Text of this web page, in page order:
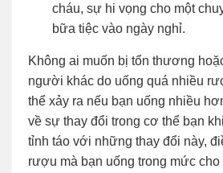
cháu, sự hi vọng cho một
bữa tiệc vào ngày nghỉ.
Không ai muốn bị tổn thương
người khác do uống quá nhiều
thể xảy ra nếu bạn uống nhiều
về sự thay đổi trong cơ thể bạn
tỉnh táo với những thay đổi này,
rượu mà bạn uống trong mức cho